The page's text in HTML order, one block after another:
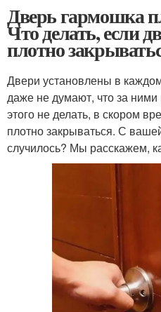
Дверь гармошка
Что делать, если
плотно
Двери установлены в
даже не думают, что за
этого не делать, в скором
плотно закрываться. С
случилось? Мы расскажем,